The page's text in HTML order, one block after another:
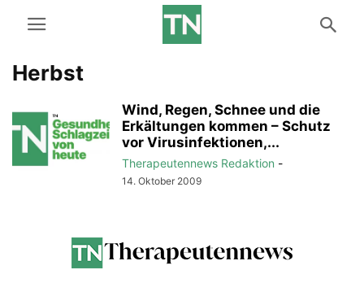
Herbst
Wind, Regen, Schnee und die
Erkältungen kommen – Schutz
vor Virusinfektionen,...
Therapeutennews Redaktion -
14. Oktober 2009